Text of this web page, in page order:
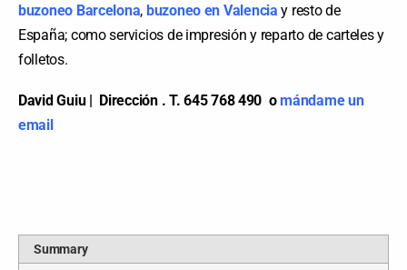
buzoneo Barcelona, buzoneo en Valencia y resto de
España; como servicios de impresión y reparto de carteles y
folletos.
David Guiu | Dirección . T. 645 768 490 omándame un
email
Summary